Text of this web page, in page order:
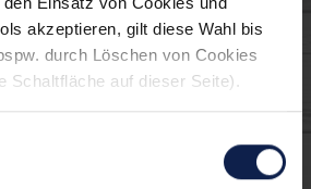
akzeptieren, gilt diese Wahl bis
durch Löschen von Cookies
Schaltfläche auf dieser Seite).
Tipp
kann mehrfach verwendet
wenn das Papier braun ist